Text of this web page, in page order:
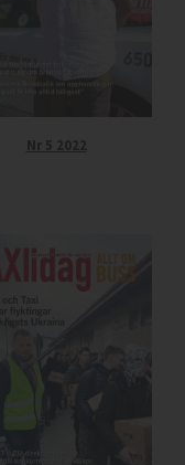
Nr 5 2022